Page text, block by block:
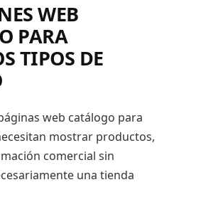
WEB
PARA
TIPOS DE
web catálogo para
mostrar productos,
comercial sin
una tienda